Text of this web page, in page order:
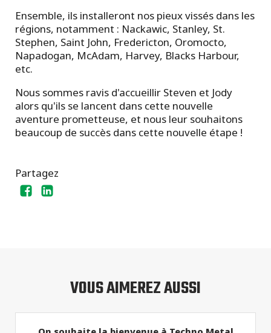
Ensemble, ils installeront nos pieux vissés dans les
régions, notamment : Nackawic, Stanley, St.
Stephen, Saint John, Fredericton, Oromocto,
Napadogan, McAdam, Harvey, Blacks Harbour,
etc.
Nous sommes ravis d'accueillir Steven et Jody
alors qu'ils se lancent dans cette nouvelle
aventure prometteuse, et nous leur souhaitons
beaucoup de succès dans cette nouvelle étape !
Partagez
VOUS AIMEREZ AUSSI